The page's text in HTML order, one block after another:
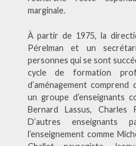
marginale.
À partir de 1975, la
Pérelman et un
personnes qui se sont
cycle de formation
d’aménagement comprend
un groupe d’enseignants
Bernard Lassus, Charles
D’autres enseignants
l’enseignement comme